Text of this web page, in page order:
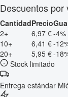
Descuentos por
CantidadPrecio
2+
6,97 €-4%
10+
6,41 €-
20+
5,95 €-
Stock limitado
Entrega estándar